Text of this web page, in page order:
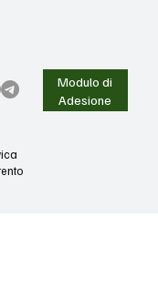
Modulo di
Adesione